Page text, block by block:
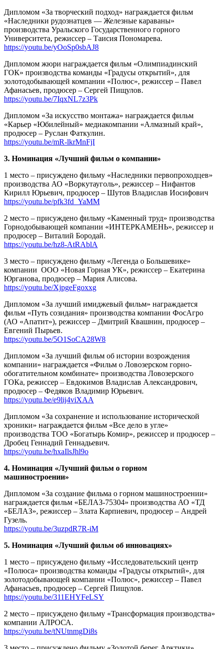
Дипломом «За творческий подход» награждается фильм
«Наследники рудознатцев — Железные караваны»
производства Уральского Государственного горного
Университета, режиссер – Таисия Пономарева.
https://youtu.be/yOoSp0sbAJ8
Дипломом жюри награждается фильм «Олимпиадинский
ГОК» производства команды «Градусы открытий», для
золотодобывающей компании «Полюс», режиссер – Павел
Афанасьев, продюсер – Сергей Пищулов.
https://youtu.be/7IqxNL7z3Pk
Дипломом «За искусство монтажа» награждается фильм
«Карьер «Юбилейный» медиакомпании «Алмазный край»,
продюсер – Руслан Фаткулин.
https://youtu.be/mR-lkrMnFjI
3. Номинация «Лучший фильм о компании»
1 место – присуждено фильму «Наследники первопроходцев»
производства АО «Воркутауголь», режиссер – Нифантов
Кирилл Юрьевич, продюсер – Шутов Владислав Иосифович
https://youtu.be/pfk3fd_YaMM
2 место – присуждено фильму «Каменный труд» производства
Горнодобывающей компании «ИНТЕРКАМЕНЬ», режиссер и
продюсер – Виталий Бородай.
https://youtu.be/hz8-AtRAblA
3 место – присуждено фильму «Легенда о Большевике»
компании ООО «Новая Горная УК», режиссер – Екатерина
Юрганова, продюсер – Мария Алисова.
https://youtu.be/XjpgeFgoxxg
Дипломом «За лучший имиджевый фильм» награждается
фильм «Путь созидания» производства компании ФосАгро
(АО «Апатит»), режиссер – Дмитрий Квашнин, продюсер –
Евгений Пырьев.
https://youtu.be/5O1SoCA28W8
Дипломом «За лучший фильм об истории возрождения
компании» награждается «Фильм о Ловозерском горно-
обогатительном комбинате» производства Ловозерского
ГОКа, режиссер – Евдокимов Владислав Александрович,
продюсер – Федяков Владимир Юрьевич.
https://youtu.be/e9lij4viXAA
Дипломом «За сохранение и использование исторической
хроники» награждается фильм «Все дело в угле»
производства ТОО «Богатырь Комир», режиссер и продюсер –
Дробец Геннадий Геннадьевич.
https://youtu.be/hxaIlsJhl9o
4. Номинация «Лучший фильм о горном
машиностроении»
Дипломом «За создание фильма о горном машиностроении»
награждается фильм «БЕЛАЗ-75304» производства АО «ТД
«БЕЛАЗ», режиссер – Злата Карпиевич, продюсер – Андрей
Гузель.
https://youtu.be/3uzpdR7R-iM
5. Номинация «Лучший фильм об инновациях»
1 место – присуждено фильму «Исследовательский центр
«Полюса» производства команды «Градусы открытий», для
золотодобывающей компании «Полюс», режиссер – Павел
Афанасьев, продюсер – Сергей Пищулов.
https://youtu.be/311EHYFeLSY
2 место – присуждено фильму «Трансформация производства»
компании АЛРОСА.
https://youtu.be/tNUtnmgDi8s